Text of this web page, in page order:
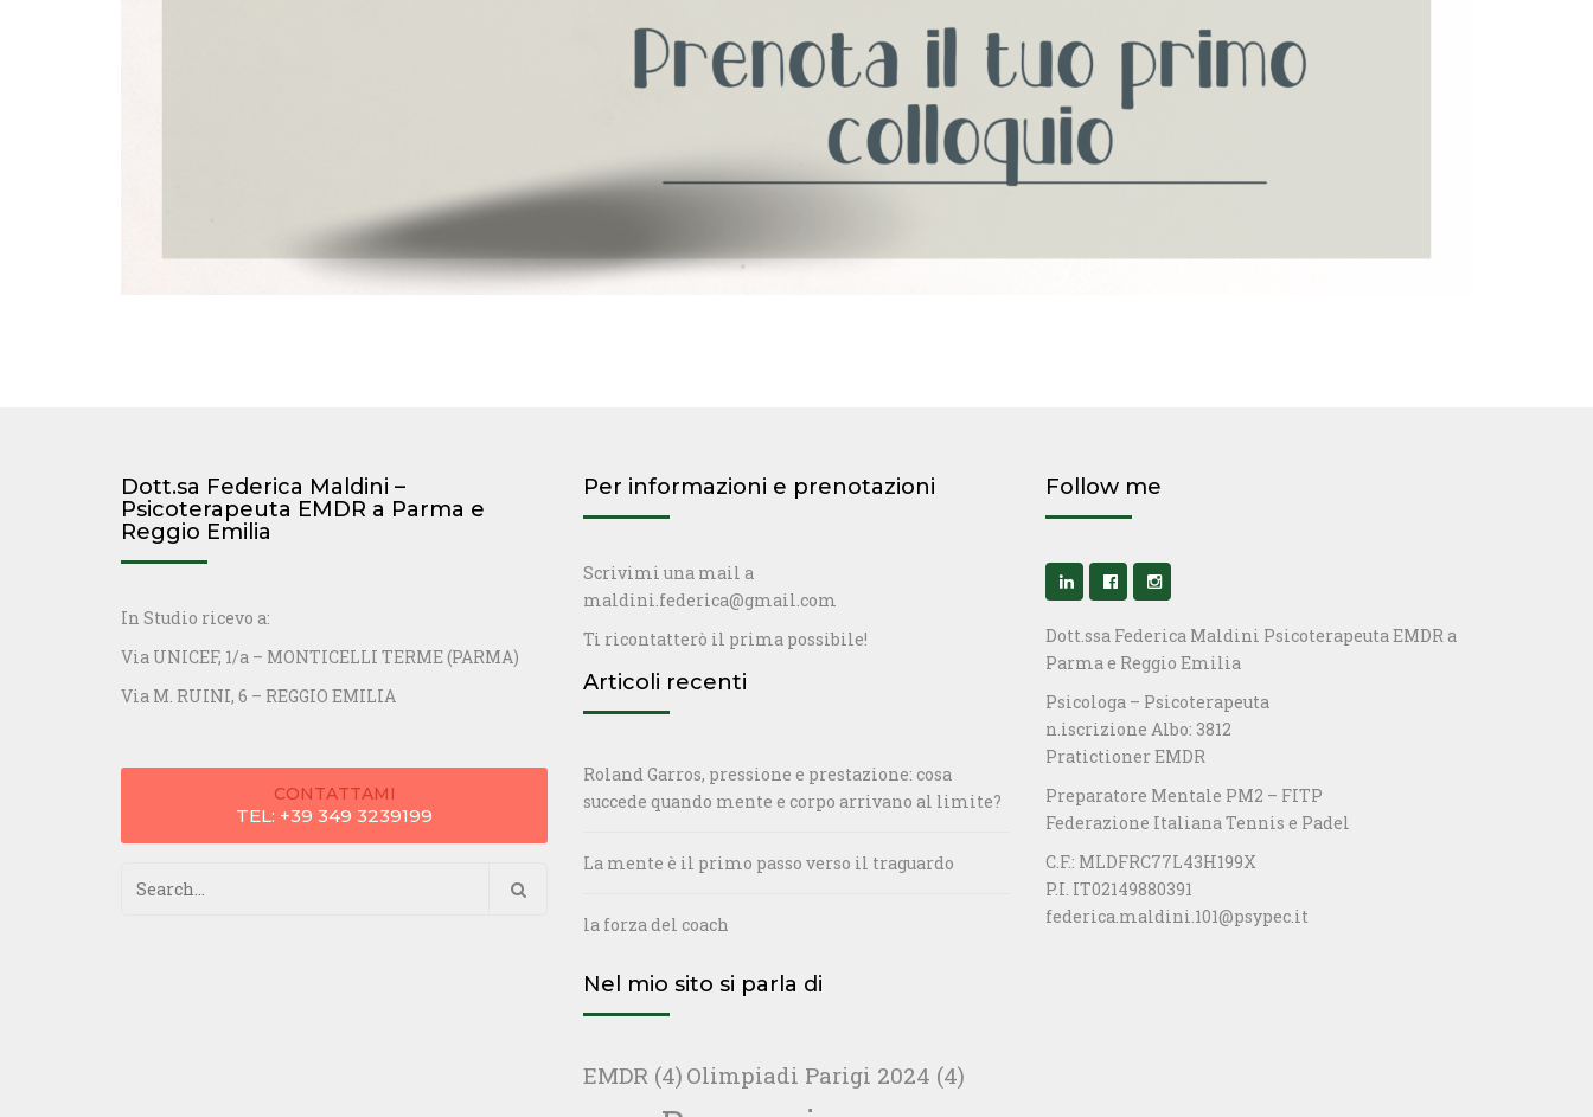
Dott.sa Federica Maldini –
Psicoterapeuta EMDR a Parma e
Reggio Emilia
In Studio ricevo a:
Via UNICEF, 1/a – MONTICELLI TERME (PARMA)
Via M. RUINI, 6 – REGGIO EMILIA
CONTATTAMI
TEL: +39 349 3239199
per:
Per informazioni e prenotazioni
Scrivimi una mail a
maldini.federica@gmail.com
Ti ricontatterò il prima possibile!
Articoli recenti
Roland Garros, pressione e prestazione: cosa
succede quando mente e corpo arrivano al limite?
La mente è il primo passo verso il traguardo
la forza del coach
Nel mio sito si parla di
EMDR (4) Olimpiadi Parigi 2024 (4)
Follow me
Dott.ssa Federica Maldini Psicoterapeuta EMDR a
Parma e Reggio Emilia
Psicologa – Psicoterapeuta
n.iscrizione Albo: 3812
Pratictioner EMDR
Preparatore Mentale PM2 – FITP
Federazione Italiana Tennis e Padel
C.F.: MLDFRC77L43H199X
P.I. IT02149880391
federica.maldini.101@psypec.it